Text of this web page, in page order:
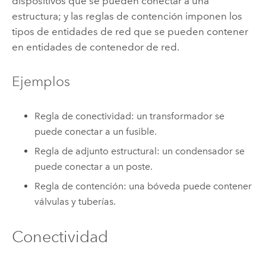
estructura; y las reglas de contención imponen los
tipos de entidades de red que se pueden contener
en entidades de contenedor de red.
Ejemplos
Regla de conectividad: un transformador se
puede conectar a un fusible.
Regla de adjunto estructural: un condensador se
puede conectar a un poste.
Regla de contención: una bóveda puede contener
válvulas y tuberías.
Conectividad